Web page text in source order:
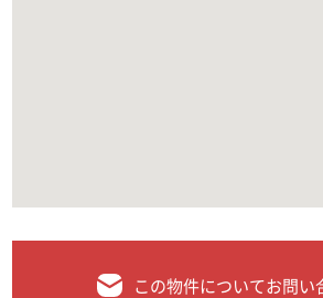
この物件についてお問い